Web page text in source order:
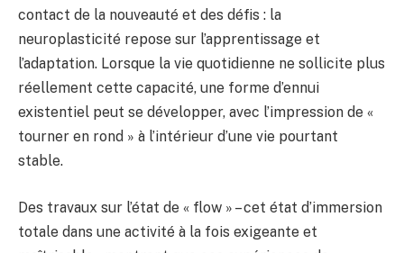
contact de la nouveauté et des défis : la
neuroplasticité repose sur l’apprentissage et
l’adaptation. Lorsque la vie quotidienne ne sollicite plus
réellement cette capacité, une forme d’ennui
existentiel peut se développer, avec l’impression de «
tourner en rond » à l’intérieur d’une vie pourtant
stable.
Des travaux sur l’état de « flow » – cet état d’immersion
totale dans une activité à la fois exigeante et